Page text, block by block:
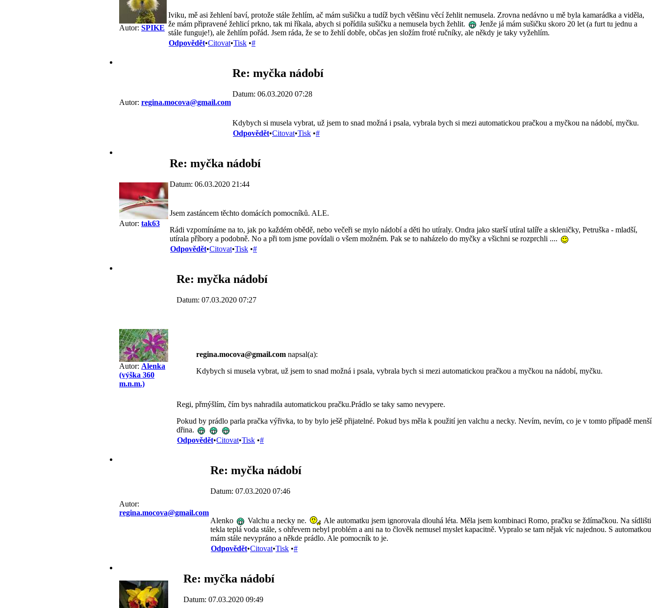
Autor: SPIKE
Iviku, mě asi žehlení baví, protože stále žehlím, ač mám sušičku a tudíž bych většinu věcí žehlit nemusela. Zrovna nedávno u mě byla kamarádka a viděla,
že mám připravené žehlicí prkno, tak mi říkala, abych si pořídila sušičku a nemusela bych žehlit.
Jenže já mám sušičku skoro 20 let (a furt tu jednu a
stále funguje!), ale žehlím pořád. Jsem ráda, že se to žehlí dobře, občas jen složím froté ručníky, ale někdy je taky vyžehlím.
Odpovědět•Citovat•Tisk •#
Autor: regina.mocova@gmail.com
Re: myčka nádobí
Datum: 06.03.2020 07:28
Kdybych si musela vybrat, už jsem to snad možná i psala, vybrala bych si mezi automatickou pračkou a myčkou na nádobí, myčku.
Odpovědět•Citovat•Tisk •#
Autor: tak63
Re: myčka nádobí
Datum: 06.03.2020 21:44
Jsem zastáncem těchto domácích pomocníků. ALE.
Rádi vzpomínáme na to, jak po každém obědě, nebo večeři se mylo nádobí a děti ho utíraly. Ondra jako starší utíral talíře a skleničky, Petruška - mladší,
utírala příbory a podobně. No a při tom jsme povídali o všem možném. Pak se to naházelo do myčky a všichni se rozprchli ....
Odpovědět•Citovat•Tisk •#
Autor: Alenka
(výška 360
m.n.m.)
Re: myčka nádobí
Datum: 07.03.2020 07:27
regina.mocova@gmail.com napsal(a):
Kdybych si musela vybrat, už jsem to snad možná i psala, vybrala bych si mezi automatickou pračkou a myčkou na nádobí, myčku.
Regi, přmýšlím, čím bys nahradila automatickou pračku.Prádlo se taky samo nevypere.
Pokud by prádlo parla pračka výřivka, to by bylo ješě přijatelné. Pokud bys měla k použití jen valchu a necky. Nevím, nevím, co je v tomto případě menší
dřina.
Odpovědět•Citovat•Tisk •#
Autor:
regina.mocova@gmail.com
Re: myčka nádobí
Datum: 07.03.2020 07:46
Alenko Valchu a necky ne.
Ale automatku jsem ignorovala dlouhá léta. Měla jsem kombinaci Romo, pračku se ždímačkou. Na sídlišti
tekla teplá voda stále, s ohřevem nebyl problém a ani na to člověk nemusel myslet kapacitně. Vypralo se tam nějak víc najednou. S automatkou
mám stále nevypráno a někde prádlo. Ale pomocník to je.
Odpovědět•Citovat•Tisk •#
Re: myčka nádobí
Datum: 07.03.2020 09:49